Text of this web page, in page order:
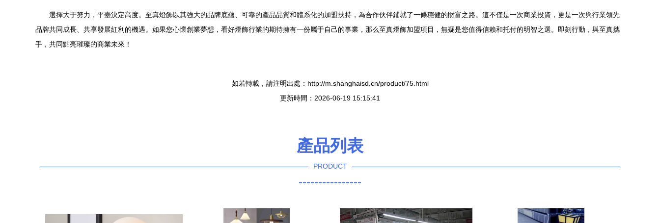
選擇大于努力，平臺決定高度。至真燈飾以其強大的品牌底蘊、可靠的產品品質和體系化的加盟扶持，為合作伙伴鋪就了一條穩健的財富之路。這不僅是一次商業投資，更是一次與行業領先
品牌共同成長、共享發展紅利的機遇。如果您心懷創業夢想，看好燈飾行業的期待擁有一份屬于自己的事業，那么至真燈飾加盟項目，無疑是您值得信賴和托付的明智之選。即刻行動，與至真攜
手，共同點亮璀璨的商業未來！
如若轉載，請注明出處：http://m.shanghaisd.cn/product/75.html
更新時間：2026-06-19 15:15:41
產品列表
PRODUCT
----------------